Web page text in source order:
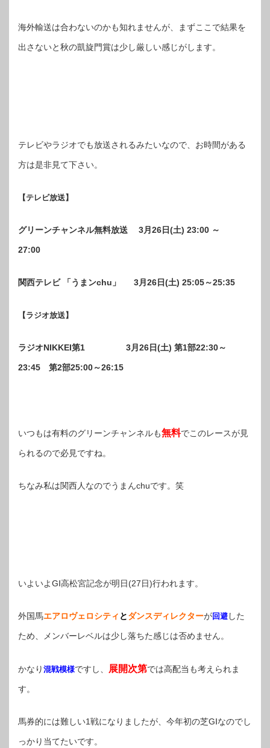
海外輸送は合わないのかも知れませんが、まずここで結果を
出さないと秋の凱旋門賞は少し厳しい感じがします。
テレビやラジオでも放送されるみたいなので、お時間がある
方は是非見て下さい。
【テレビ放送】
グリーンチャンネル無料放送 3月26日(土) 23:00 ～
27:00
関西テレビ 「うまンchu」 3月26日(土) 25:05～25:35
【ラジオ放送】
ラジオNIKKEI第1 3月26日(土) 第1部22:30～
23:45 第2部25:00～26:15
いつもは有料のグリーンチャンネルも無料でこのレースが見
られるので必見ですね。
ちなみ私は関西人なのでうまんchuです。笑
いよいよGⅠ高松宮記念が明日(27日)行われます。
外国馬エアロヴェロシティ とダンスディレクターが回避 した
ため、メンバーレベルは少し落ちた感じは否めません。
かなり 混戦模様ですし、 展開次第では高配当も考えられま
す。
馬券的には難しい1戦になりましたが、今年初の芝GⅠなのでし
っかり当てたいです。